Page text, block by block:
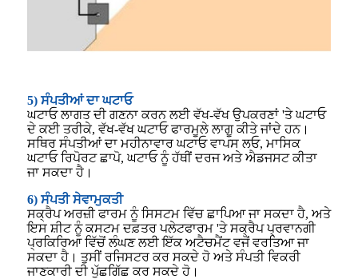
5) ਸੰਪਤੀਆਂ ਦਾ ਘਟਾਓ
ਘਟਾਓ ਲਾਗਤ ਦੀ ਗਣਨਾ ਕਰਨ ਲਈ ਵੱਖ-ਵੱਖ ਉਪਕਰਣਾਂ 'ਤੇ ਘਟਾਓ
ਦੇ ਕਈ ਤਰੀਕੇ, ਵੱਖ-ਵੱਖ ਘਟਾਓ ਫਾਰਮੂਲੇ ਲਾਗੂ ਕੀਤੇ ਜਾਂਦੇ ਹਨ।
ਸਥਿਰ ਸੰਪਤੀਆਂ ਦਾ ਮਹੀਨਾਵਾਰ ਘਟਾਓ ਵਾਪਸ ਲਓ, ਮਾਸਿਕ
ਘਟਾਓ ਰਿਪੋਰਟ ਛਾਪੋ, ਘਟਾਓ ਨੂੰ ਹੱਥੀਂ ਦਰਜ ਅਤੇ ਐਡਜਸਟ ਕੀਤਾ
ਜਾ ਸਕਦਾ ਹੈ।
6) ਸੰਪਤੀ ਸੇਵਾਮੁਕਤੀ
ਸਕ੍ਰੈਪ ਅਰਜ਼ੀ ਫਾਰਮ ਨੂੰ ਸਿਸਟਮ ਵਿੱਚ ਛਾਪਿਆ ਜਾ ਸਕਦਾ ਹੈ, ਅਤੇ
ਇਸ ਸ਼ੀਟ ਨੂੰ ਕਸਟਮ ਦਫ਼ਤਰ ਪਲੇਟਫਾਰਮ 'ਤੇ ਸਕ੍ਰੈਪ ਪ੍ਰਵਾਨਗੀ
ਪ੍ਰਕਿਰਿਆ ਵਿੱਚੋਂ ਲੰਘਣ ਲਈ ਇੱਕ ਅਟੈਚਮੈਂਟ ਵਜੋਂ ਵਰਤਿਆ ਜਾ
ਸਕਦਾ ਹੈ। ਤੁਸੀਂ ਰਜਿਸਟਰ ਕਰ ਸਕਦੇ ਹੋ ਅਤੇ ਸੰਪਤੀ ਵਿਕਰੀ
ਜਾਣਕਾਰੀ ਦੀ ਪੁੱਛਗਿੱਛ ਕਰ ਸਕਦੇ ਹੋ।